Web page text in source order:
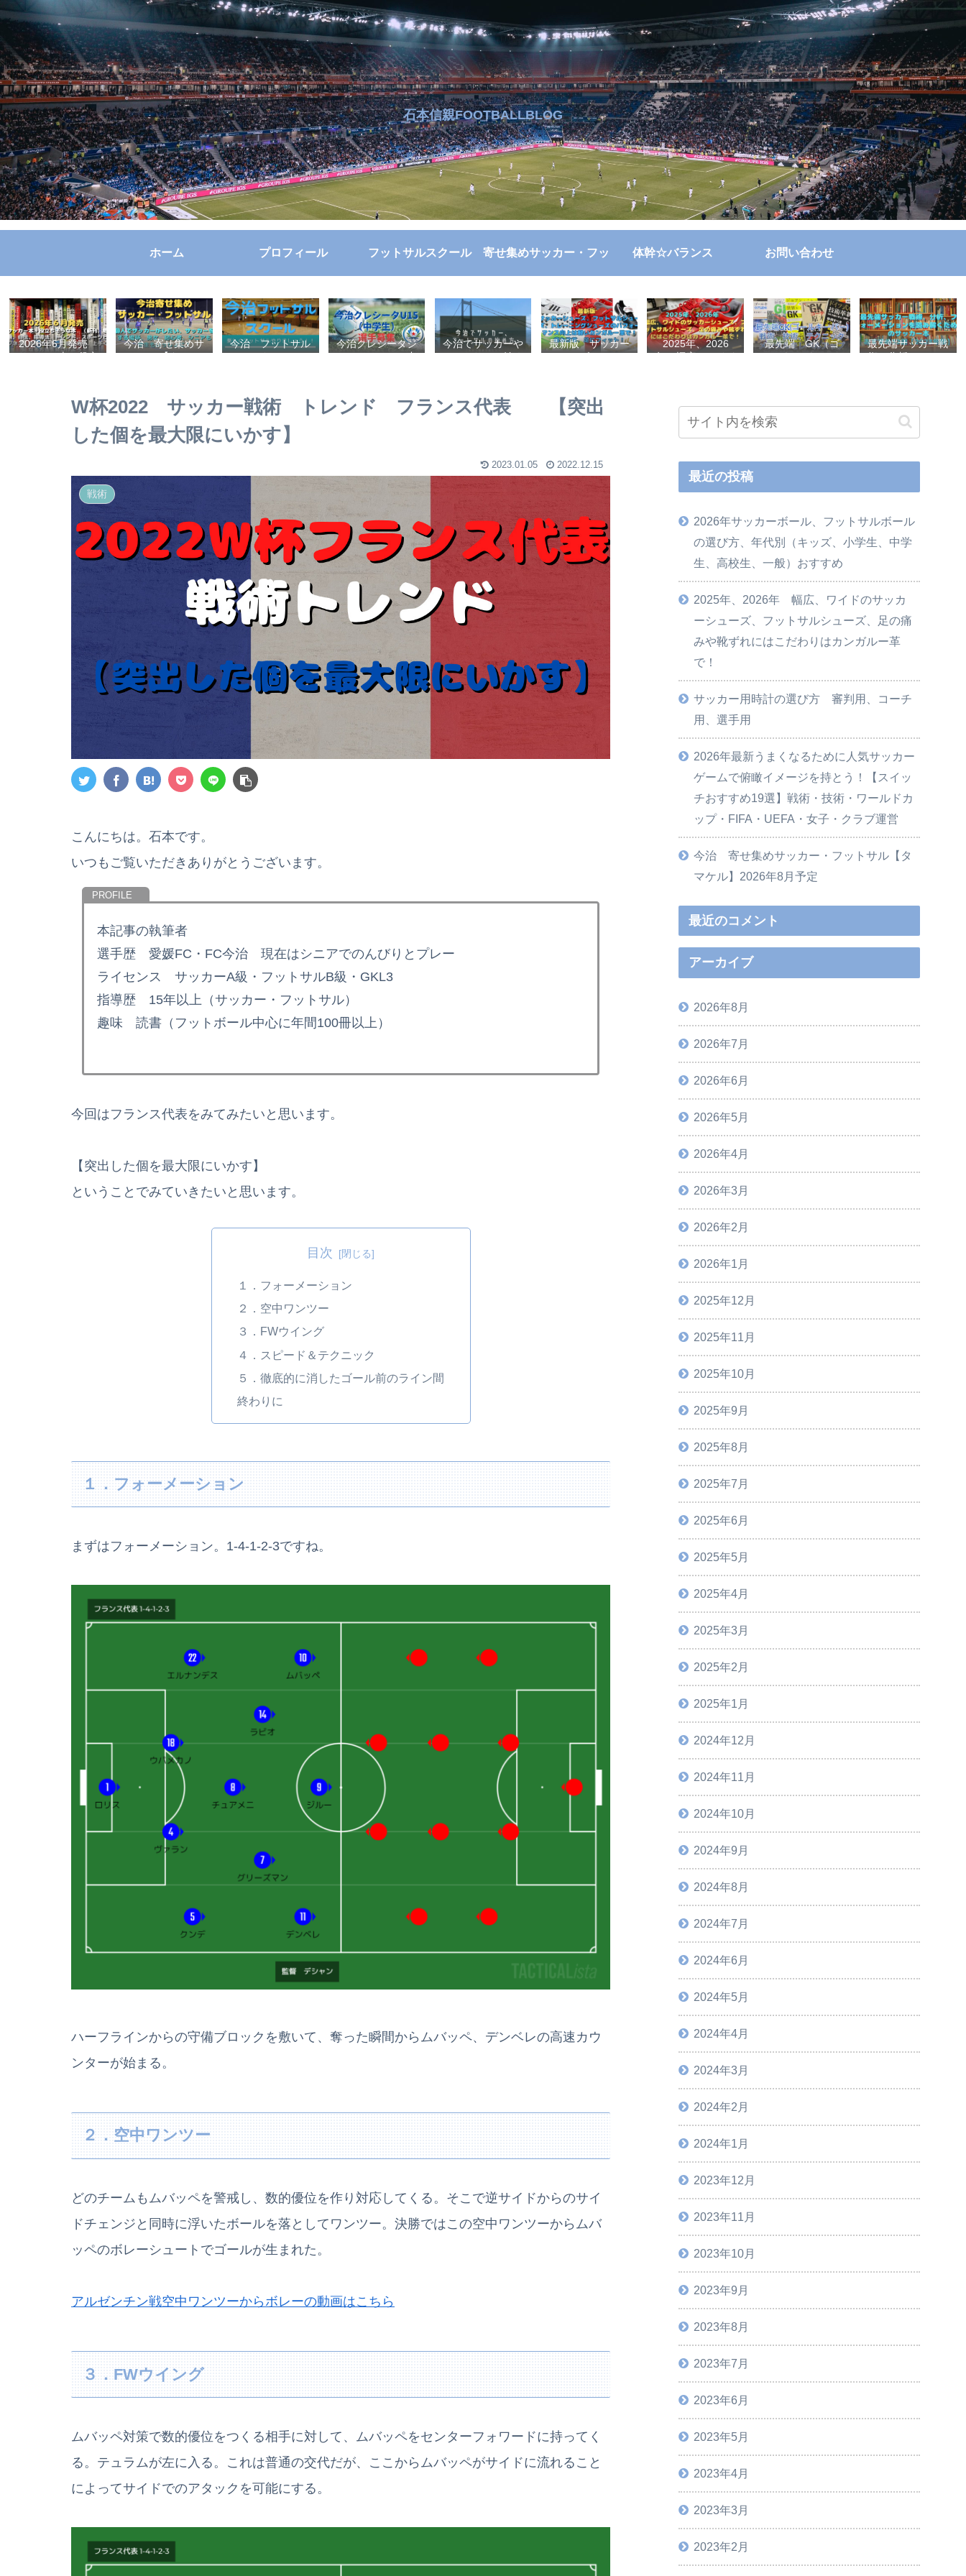
石本信親FOOTBALLBLOG
ホーム プロフィール フットサルスクール 寄せ集めサッカー・フッ
トサル
体幹☆バランス お問い合わせ
2026年6月発売
サッカー本＋役立
指導法、トレン
ド、スポーツビジ
ー）勝つ方法、上
手くなる方法を見
今治 寄せ集めサ
ッカー【タマケ
所、男女、初心
もいっしょに！
【タマケル】
今治 フットサル
スクール
今治クレシータジ
ュニアユース（中
今治でサッカーや
フットサルの始め
かスクールを選ぶ
基準】小学生、幼
最新版 サッカー
シューズ、フット
ズのパフォーマン
ス向上は軽いカン
2025年、2026
年 幅広、ワイド
や靴ずれにはこだ
わりはカンガルー
革で！
最先端 GK（ゴ
ールキーパー）
世界基準へ 練習
メニューなど選
最先端サッカー戦
術、分析、フォー
【2023年版】
W杯2022 サッカー戦術 トレンド フランス代表 【突出
した個を最大限にいかす】
2023.01.05 2022.12.15
戦術
こんにちは。石本です。
いつもご覧いただきありがとうございます。
本記事の執筆者
選手歴 愛媛FC・FC今治 現在はシニアでのんびりとプレー
ライセンス サッカーA級・フットサルB級・GKL3
指導歴 15年以上（サッカー・フットサル）
趣味 読書（フットボール中心に年間100冊以上）
今回はフランス代表をみてみたいと思います。
【突出した個を最大限にいかす】
ということでみていきたいと思います。
目次
１．フォーメーション
２．空中ワンツー
３．FWウイング
４．スピード＆テクニック
５．徹底的に消したゴール前のライン間
終わりに
１．フォーメーション
まずはフォーメーション。1-4-1-2-3ですね。
ハーフラインからの守備ブロックを敷いて、奪った瞬間からムバッペ、デンベレの高速カウ
ンターが始まる。
２．空中ワンツー
どのチームもムバッペを警戒し、数的優位を作り対応してくる。そこで逆サイドからのサイ
ドチェンジと同時に浮いたボールを落としてワンツー。決勝ではこの空中ワンツーからムバ
ッペのボレーシュートでゴールが生まれた。
アルゼンチン戦空中ワンツーからボレーの動画はこちら
３．FWウイング
ムバッペ対策で数的優位をつくる相手に対して、ムバッペをセンターフォワードに持ってく
る。テュラムが左に入る。これは普通の交代だが、ここからムバッペがサイドに流れること
によってサイドでのアタックを可能にする。
最近の投稿
2026年サッカーボール、フットサルボール
の選び方、年代別（キッズ、小学生、中学
生、高校生、一般）おすすめ
2025年、2026年 幅広、ワイドのサッカ
ーシューズ、フットサルシューズ、足の痛
みや靴ずれにはこだわりはカンガルー革
で！
サッカー用時計の選び方 審判用、コーチ
用、選手用
2026年最新うまくなるために人気サッカー
ゲームで俯瞰イメージを持とう！【スイッ
チおすすめ19選】戦術・技術・ワールドカ
ップ・FIFA・UEFA・女子・クラブ運営
今治 寄せ集めサッカー・フットサル【タ
マケル】2026年8月予定
最近のコメント
アーカイブ
2026年8月
2026年7月
2026年6月
2026年5月
2026年4月
2026年3月
2026年2月
2026年1月
2025年12月
2025年11月
2025年10月
2025年9月
2025年8月
2025年7月
2025年6月
2025年5月
2025年4月
2025年3月
2025年2月
2025年1月
2024年12月
2024年11月
2024年10月
2024年9月
2024年8月
2024年7月
2024年6月
2024年5月
2024年4月
2024年3月
2024年2月
2024年1月
2023年12月
2023年11月
2023年10月
2023年9月
2023年8月
2023年7月
2023年6月
2023年5月
2023年4月
2023年3月
2023年2月